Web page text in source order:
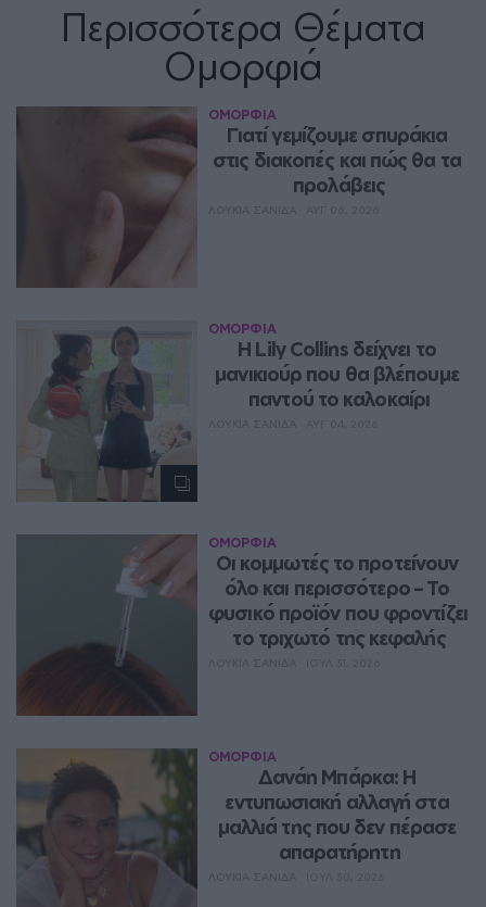
Περισσότερα Θέματα
Ομορφιά
ΟΜΟΡΦΙΑ
Γιατί γεμίζουμε σπυράκια
στις διακοπές και πώς θα τα
προλάβεις
ΟΜΟΡΦΙΑ
Η Lily Collins δείχνει το
μανικιούρ που θα βλέπουμε
παντού το καλοκαίρι
ΟΜΟΡΦΙΑ
Οι κομμωτές το προτείνουν
όλο και περισσότερο – Το
φυσικό προϊόν που φροντίζει
το τριχωτό της κεφαλής
ΟΜΟΡΦΙΑ
Δανάη Μπάρκα: Η
εντυπωσιακή αλλαγή στα
μαλλιά της που δεν πέρασε
απαρατήρητη